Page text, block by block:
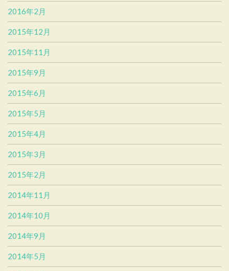
2016年2月
2015年12月
2015年11月
2015年9月
2015年6月
2015年5月
2015年4月
2015年3月
2015年2月
2014年11月
2014年10月
2014年9月
2014年5月